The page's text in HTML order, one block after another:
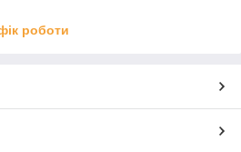
роботи